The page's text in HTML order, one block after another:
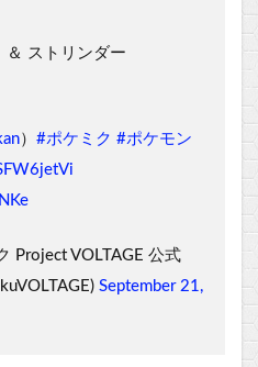
ストリンダー
） #ポケミク #ポケモン
Project VOLTAGE 公式
September 21,